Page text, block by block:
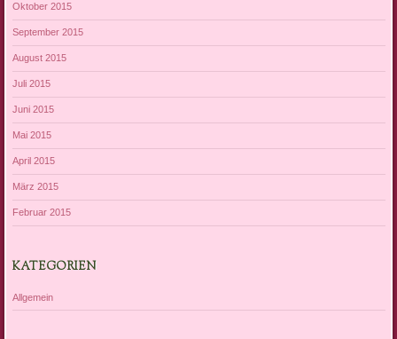
Oktober 2015
September 2015
August 2015
Juli 2015
Juni 2015
Mai 2015
April 2015
März 2015
Februar 2015
KATEGORIEN
Allgemein